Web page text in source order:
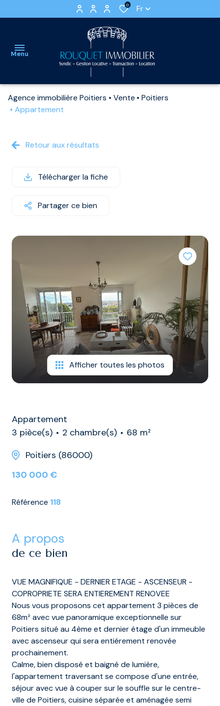
0 Fr
Menu
accueil
IMMEUBLE
RAPPORT
GARAGES
ET
PARKINGS
DIVERS
nos
VIDES
LOCATIONS
STATIONNEMENTS
estimation
syndic
Agence immobilière Poitiers Vente
Poitiers
Appartement
Retour aux résultats
Télécharger la fiche
Partager ce bien
Afficher toutes les photos
Appartement
3 pièce(s)
2 chambre(s)
68 m²
Poitiers (86000)
130 000 €
Référence 118
a propos
de ce bien
VUE MAGNIFIQUE - DERNIER ETAGE - ASCENSEUR -
COPROPRIETE SERA ENTIEREMENT RENOVEE
Nous vous proposons cet appartement 3 pièces de
68m² avec vue panoramique exceptionnelle sur
Poitiers situé au 4ème et dernier étage d'un immeuble
avec ascenseur qui sera entiérement renovée
prochainement.
Calme, bien disposé et baigné de lumière,
l'appartement traversant se compose d'une entrée,
séjour avec vue à couper sur le souffle sur le centre-
ville de Poitiers, cuisine séparée et aménagée semi